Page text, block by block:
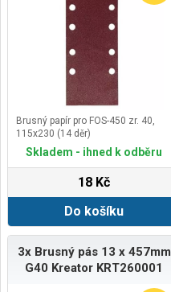
Brusný papír pro FOS-450 zr. 40,
115x230 (14 děr)
Skladem - ihned k odběru
18 Kč
Do košíku
3x Brusný pás 13 x 457mm
G40 Kreator KRT260001